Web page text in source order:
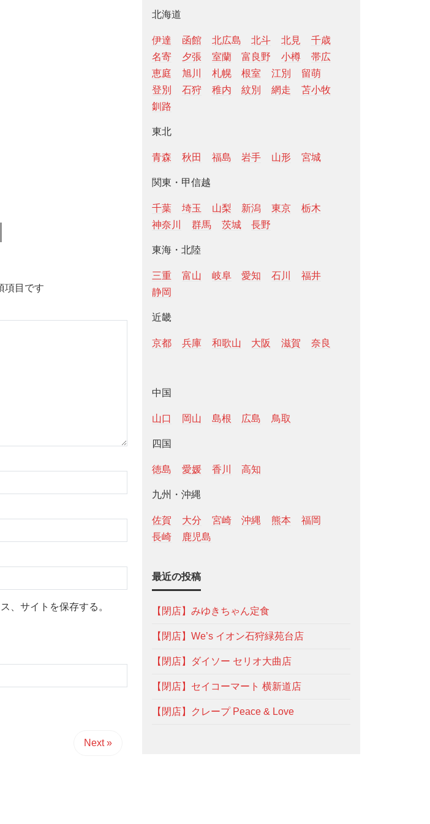
項目です
、サイトを保存する。
Next »
北海道
伊達 函館 北広島 北斗 北見
千歳
名寄
夕張 室蘭 富良野 小樽
帯広
恵庭
旭川 札幌 根室 江別
留萌
登別
石狩 稚内 紋別 網走
苫小牧
釧路
東北
青森 秋田 福島 岩手 山形 宮城
関東・甲信越
千葉 埼玉 山梨 新潟 東京
栃木
神奈川
群馬 茨城 長野
東海・北陸
三重 富山 岐阜 愛知 石川
福井
静岡
近畿
京都 兵庫 和歌山 大阪 滋賀 奈良
中国
山口 岡山 島根 広島 鳥取
四国
徳島 愛媛 香川 高知
九州・沖縄
佐賀 大分 宮崎 沖縄 熊本
福岡
長崎
鹿児島
最近の投稿
【閉店】みゆきちゃん定食
【閉店】We’s イオン石狩緑苑台店
【閉店】ダイソー セリオ大曲店
【閉店】セイコーマート 横新道店
【閉店】クレープ Peace & Love